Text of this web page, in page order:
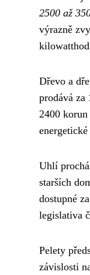
2500 až
výrazně
Dřevo a
prodává za
2400
Uhlí
starších
dostupné
legislativa
Pelety
závislosti